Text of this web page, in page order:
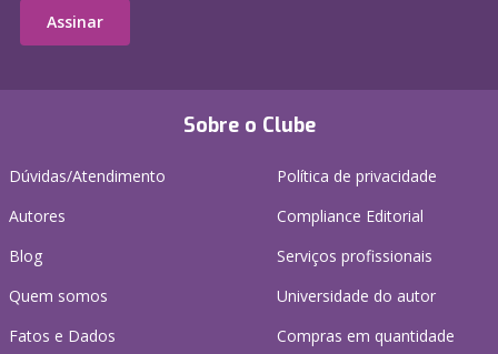
Sobre o Clube
Dúvidas/Atendimento
Autores
Blog
Quem somos
Fatos e Dados
Política de privacidade
Compliance Editorial
Serviços profissionais
Universidade do autor
Compras em quantidade
Assinar